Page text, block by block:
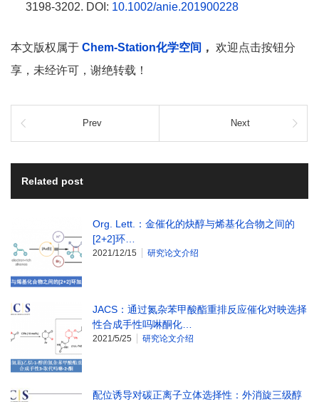
3198-3202. DOI: 10.1002/anie.201900228
本文版权属于 Chem-Station化学空间 ， 欢迎点击按钮分
享，未经许可，谢绝转载！
Prev Next
Related post
Org. Lett.：金催化的炔醇与烯基化合物之间的
[2+2]环…
2021/12/15 研究论文介绍
JACS：通过氮杂苯甲酸酯重排反应催化对映选择
性合成手性吗啉酮化…
2021/5/25 研究论文介绍
配位诱导对碳正离子立体选择性：外消旋三级醇